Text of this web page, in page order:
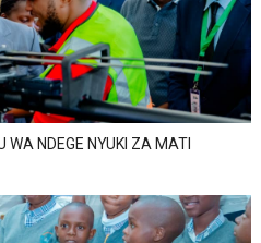
WA NDEGE NYUKI ZA MATI